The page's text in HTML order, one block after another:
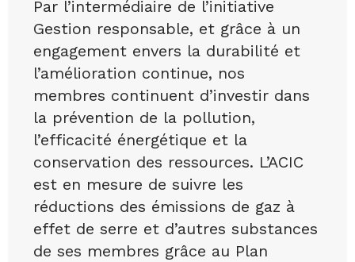
Par l’intermédiaire de l’initiative
Gestion responsable, et grâce à un
engagement envers la durabilité et
l’amélioration continue, nos
membres continuent d’investir dans
la prévention de la pollution,
l’efficacité énergétique et la
conservation des ressources. L’ACIC
est en mesure de suivre les
réductions des émissions de gaz à
effet de serre et d’autres substances
de ses membres grâce au Plan